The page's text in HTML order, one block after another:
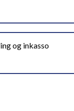
og inkasso